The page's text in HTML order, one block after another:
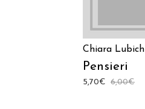
Chiara Lubich
Pensieri
6,00€
5,70€